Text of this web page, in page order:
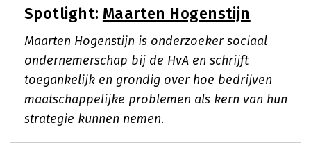
Spotlight: Maarten Hogenstijn
Maarten Hogenstijn is onderzoeker sociaal
ondernemerschap bij de HvA en schrijft
toegankelijk en grondig over hoe bedrijven
maatschappelijke problemen als kern van hun
strategie kunnen nemen.